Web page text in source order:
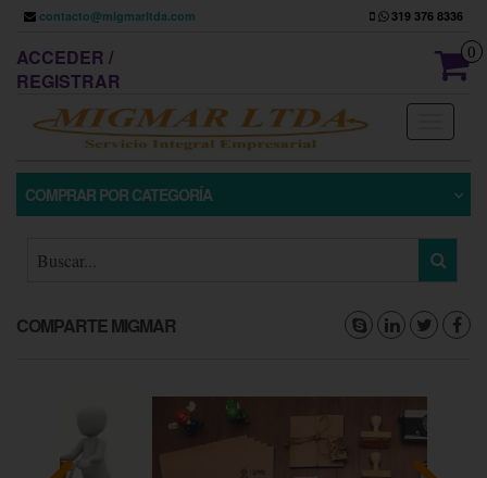
contacto@migmarltda.com 319 376 8336
ACCEDER /
REGISTRAR
0
COMPRAR POR CATEGORÍA
COMPARTE MIGMAR